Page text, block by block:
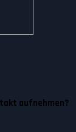
aufnehmen?